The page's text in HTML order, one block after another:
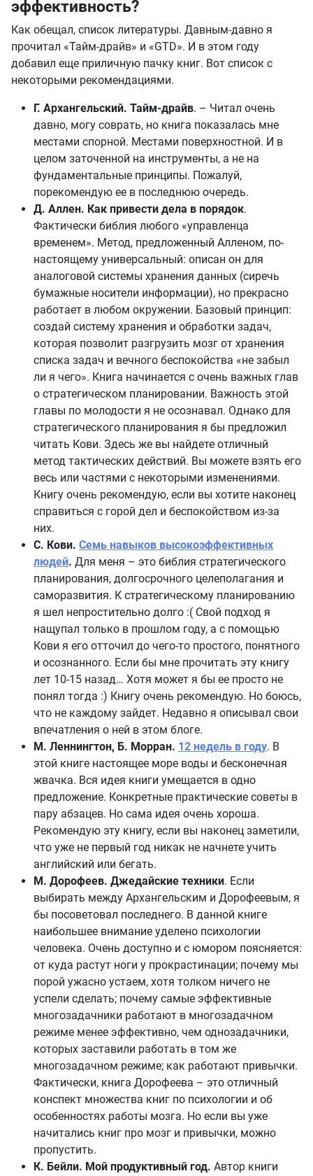
эффективность?
Как обещал, список литературы. Давным-давно я
прочитал «Тайм-драйв» и «GTD». И в этом году
добавил еще приличную пачку книг. Вот список с
некоторыми рекомендациями.
Г. Архангельский. Тайм-драйв. – Читал очень
давно, могу соврать, но книга показалась мне
местами спорной. Местами поверхностной. И в
целом заточенной на инструменты, а не на
фундаментальные принципы. Пожалуй,
порекомендую ее в последнюю очередь.
Д. Аллен. Как привести дела в порядок.
Фактически библия любого «управленца
временем». Метод, предложенный Алленом, по-
настоящему универсальный: описан он для
аналоговой системы хранения данных (сиречь
бумажные носители информации), но прекрасно
работает в любом окружении. Базовый принцип:
создай систему хранения и обработки задач,
которая позволит разгрузить мозг от хранения
списка задач и вечного беспокойства «не забыл
ли я чего». Книга начинается с очень важных глав
о стратегическом планировании. Важность этой
главы по молодости я не осознавал. Однако для
стратегического планирования я бы предложил
читать Кови. Здесь же вы найдете отличный
метод тактических действий. Вы можете взять его
весь или частями с некоторыми изменениями.
Книгу очень рекомендую, если вы хотите наконец
справиться с горой дел и беспокойством из-за
них.
С. Кови. Семь навыков высокоэффективных
людей. Для меня – это библия стратегического
планирования, долгосрочного целеполагания и
саморазвития. К стратегическому планированию
я шел непростительно долго :( Свой подход я
нащупал только в прошлом году, а с помощью
Кови я его отточил до чего-то простого, понятного
и осознанного. Если бы мне прочитать эту книгу
лет 10-15 назад… Хотя может я бы ее просто не
понял тогда :) Книгу очень рекомендую. Но боюсь,
что не каждому зайдет. Недавно я описывал свои
впечатления о ней в этом блоге.
М. Леннингтон, Б. Морран. 12 недель в году. В
этой книге настоящее море воды и бесконечная
жвачка. Вся идея книги умещается в одно
предложение. Конкретные практические советы в
пару абзацев. Но сама идея очень хороша.
Рекомендую эту книгу, если вы наконец заметили,
что уже не первый год никак не начнете учить
английский или бегать.
М. Дорофеев. Джедайские техники. Если
выбирать между Архангельским и Дорофеевым, я
бы посоветовал последнего. В данной книге
наибольшее внимание уделено психологии
человека. Очень доступно и с юмором поясняется:
от куда растут ноги у прокрастинации; почему мы
порой ужасно устаем, хотя толком ничего не
успели сделать; почему самые эффективные
многозадачники работают в многозадачном
режиме менее эффективно, чем однозадачники,
которых заставили работать в том же
многозадачном режиме; как работают привычки.
Фактически, книга Дорофеева – это отличный
конспект множества книг по психологии и об
особенностях работы мозга. Но если вы уже
начитались книг про мозг и привычки, можно
пропустить.
К. Бейли. Мой продуктивный год. Автор книги